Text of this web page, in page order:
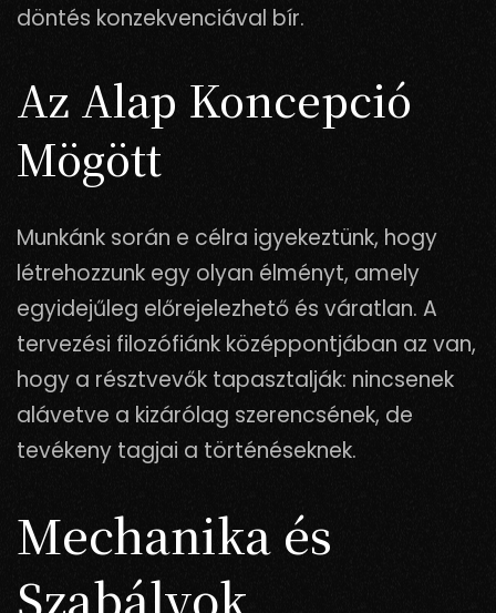
döntés konzekvenciával bír.
Az Alap Koncepció
Mögött
Munkánk során e célra igyekeztünk, hogy
létrehozzunk egy olyan élményt, amely
egyidejűleg előrejelezhető és váratlan. A
tervezési filozófiánk középpontjában az van,
hogy a résztvevők tapasztalják: nincsenek
alávetve a kizárólag szerencsének, de
tevékeny tagjai a történéseknek.
Mechanika és
Szabályok